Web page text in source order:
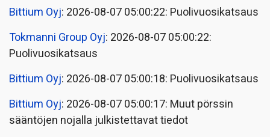
Bittium Oyj: 2026-08-07 05:00:22: Puolivuosikatsaus
Tokmanni Group Oyj: 2026-08-07 05:00:22:
Puolivuosikatsaus
Bittium Oyj: 2026-08-07 05:00:18: Puolivuosikatsaus
Bittium Oyj: 2026-08-07 05:00:17: Muut pörssin
sääntöjen nojalla julkistettavat tiedot